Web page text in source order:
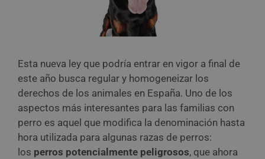
Esta nueva ley que podría entrar en vigor a final de
este año busca regular y homogeneizar los
derechos de los animales en España. Uno de los
aspectos más interesantes para las familias con
perro es aquel que modifica la denominación hasta
hora utilizada para algunas razas de perros:
los perros potencialmente peligrosos, que ahora